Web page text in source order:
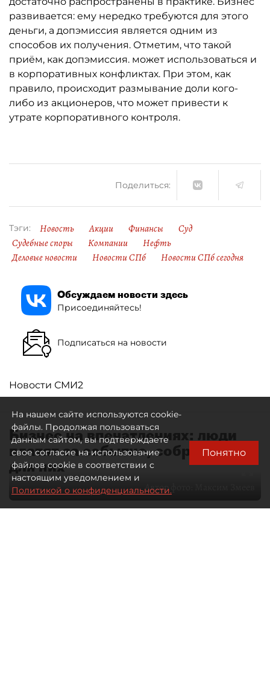
развивается: ему нередко требуются для этого
деньги, а допэмиссия является одним из
способов их получения. Отметим, что такой
приём, как допэмиссия. может использоваться и
в корпоративных конфликтах. При этом, как
правило, происходит размывание доли кого-
либо из акционеров, что может привести к
утрате корпоративного контроля.
Поделиться:
Тэги: Новость Акции Финансы
Суд
Судебные споры
Компании
Нефть
Деловые новости
Новости СПб Новости СПб сегодня
Обсуждаем новости здесь
Присоединяйтесь!
Подписаться на новости
Новости СМИ2
Бизнес на впечатлениях: люди
платят за событие, собранное
для них
Автор фото:
На нашем сайте используются cookie-
файлы. Продолжая пользоваться
данным сайтом, вы подтверждаете
свое согласие на использование
файлов cookie в соответствии с
настоящим уведомлением и
Политикой о конфиденциальности.
Понятно